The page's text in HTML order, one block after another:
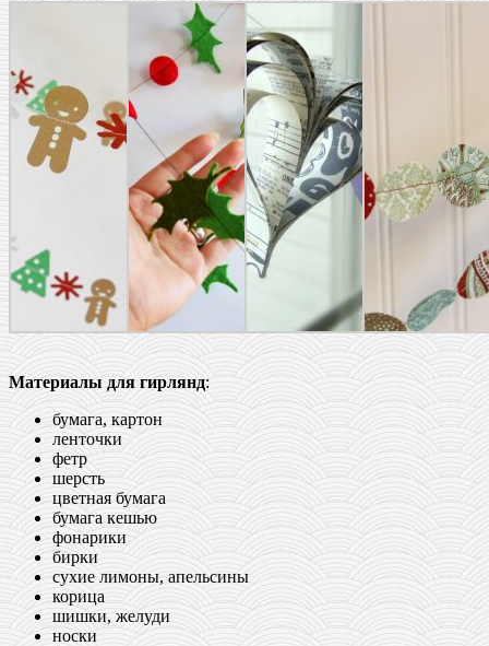
Материалы для гирлянд:
бумага, картон
ленточки
фетр
шерсть
цветная бумага
бумага кешью
фонарики
бирки
сухие лимоны, апельсины
корица
шишки, желуди
носки